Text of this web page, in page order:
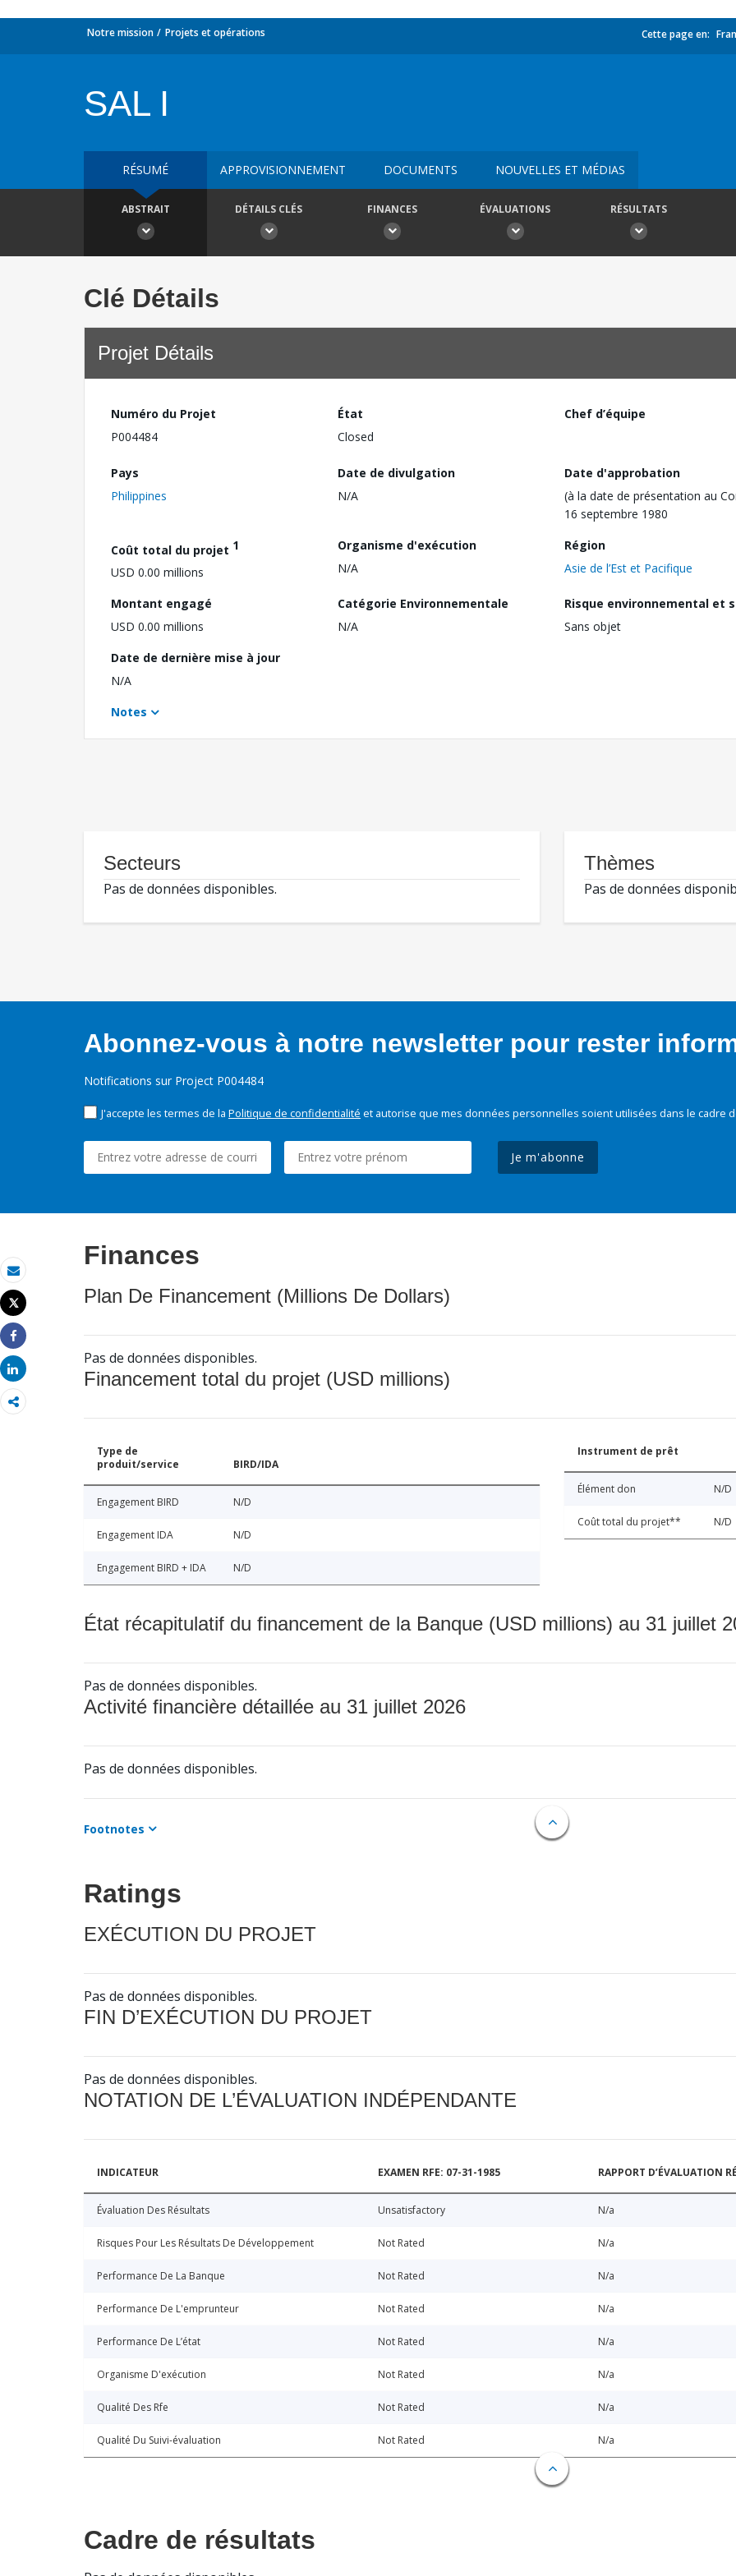
Email
Imprimer
Tweet
Share
Share
Notre mission Projets et opérations Cette page en:
SAL I
RÉSUMÉ APPROVISIONNEMENT DOCUMENTS NOUVELLES ET MÉDIAS
ABSTRAIT DÉTAILS CLÉS FINANCES ÉVALUATIONS RÉSULTATS
Clé Détails
Projet Détails
Numéro du Projet
P004484
État
Closed
Chef d’équipe
Pays
Philippines
Date de divulgation
N/A
Date d'approbation
(à la date de présentation au
16 septembre 1980
Coût total du projet 1
USD 0.00 millions
Organisme d'exécution
N/A
Région
Asie de l’Est et Pacifique
Montant engagé
USD 0.00 millions
Catégorie Environnementale
N/A
Risque environnemental et
Sans objet
Date de dernière mise à jour
N/A
Notes
Secteurs
Pas de données disponibles.
Thèmes
Pas de données
Abonnez-vous à notre newsletter pour rester
Notifications sur Project P004484
J'accepte les termes de la Politique de confidentialité et autorise que mes données personnelles soient utilisées dans le cadre
Je m'abonne
Finances
Plan De Financement (Millions De Dollars)
Pas de données disponibles.
Financement total du projet (USD millions)
Type de
produit/service
BIRD/IDA
Engagement BIRD N/D
Engagement IDA N/D
Engagement BIRD + IDA N/D
Instrument de prêt
Élément don N/D
Coût total du projet** N/D
État récapitulatif du financement de la Banque (USD millions) au 31 juillet
Pas de données disponibles.
Activité financière détaillée au 31 juillet 2026
Pas de données disponibles.
Footnotes
Ratings
EXÉCUTION DU PROJET
Pas de données disponibles.
FIN D’EXÉCUTION DU PROJET
Pas de données disponibles.
NOTATION DE L’ÉVALUATION INDÉPENDANTE
INDICATEUR EXAMEN RFE: 07-31-1985 RAPPORT D’ÉVALUATION
Évaluation Des Résultats Unsatisfactory N/a
Risques Pour Les Résultats De Développement Not Rated N/a
Performance De La Banque Not Rated N/a
Performance De L'emprunteur Not Rated N/a
Performance De L’état Not Rated N/a
Organisme D'exécution Not Rated N/a
Qualité Des Rfe Not Rated N/a
Qualité Du Suivi-évaluation Not Rated N/a
Cadre de résultats